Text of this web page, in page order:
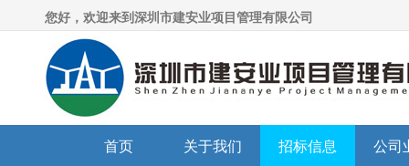
您好，欢迎来到深圳市建安业项目管理有限公司
首页 关于我们 招标信息 公司